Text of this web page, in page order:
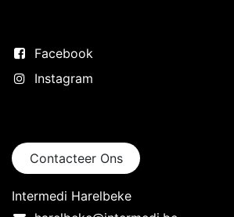
Facebook
Instagram
Contacteer Ons
Intermedi Harelbeke